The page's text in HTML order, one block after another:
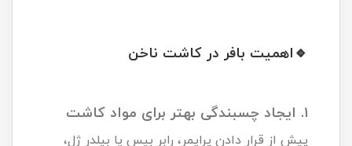
🔹اهمیت بافر در کاشت ناخن
۱. ایجاد چسبندگی بهتر برای مواد کاشت
پیش از قرار دادن پرایمر، رابر بیس یا بیلدر ژل،